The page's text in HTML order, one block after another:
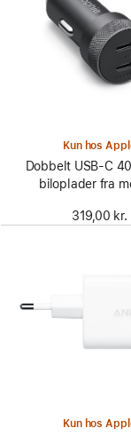
Kun hos
Dobbelt USB-C
biloplader fra
319,00 kr.
Kun hos